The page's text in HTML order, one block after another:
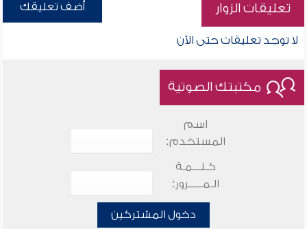
تعليقات الزوار أضف تعليقك
لا توجد تعليقات حتى الآن
مكتبتك الصوتية
اسم
المستخدم:
كـلـــمـة
الـمـــــرور:
دخول المشتركين